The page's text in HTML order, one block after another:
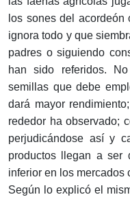
los sones del
ignora todo y que
padres o siguiendo
han sido referidos.
semillas que debe
dará mayor
rededor ha observado;
perjudicándose así y
productos llegan a ser
inferior en los mercados
Según lo explicó el